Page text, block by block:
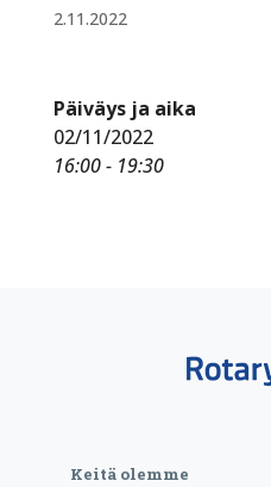
2.11.2022
Päiväys ja aika
02/11/2022
16:00 - 19:30
Keitä olemme